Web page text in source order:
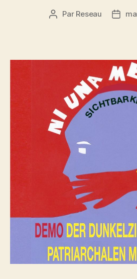
Auteur
Par Reseau
Date